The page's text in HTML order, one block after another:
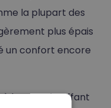
la plupart des
plus épais
un confort encore
à langer chauffant